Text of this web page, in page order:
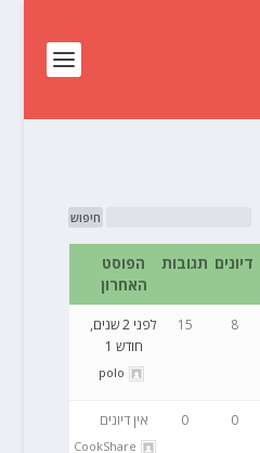
דיונים תגובות
הפוסט
האחרון
8
15
לפני 2 שנים,
חודש 1
polo
0
0 אין דיונים
CookShare